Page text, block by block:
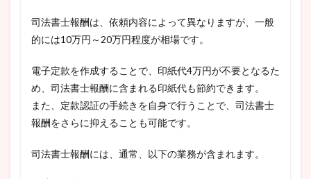
司法書士報酬は、依頼内容によって異なりますが、一般
的には10万円～20万円程度が相場です。
電子定款を作成することで、印紙代4万円が不要となるた
め、司法書士報酬に含まれる印紙代も節約できます。
また、定款認証の手続きを自身で行うことで、司法書士
報酬をさらに抑えることも可能です。
司法書士報酬には、通常、以下の業務が含まれます。